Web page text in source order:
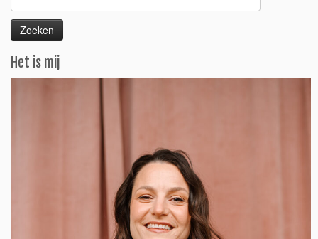
naar:
Het is mij